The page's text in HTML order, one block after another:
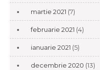
martie 2021 (7)
februarie 2021 (4)
ianuarie 2021 (5)
decembrie 2020 (13)